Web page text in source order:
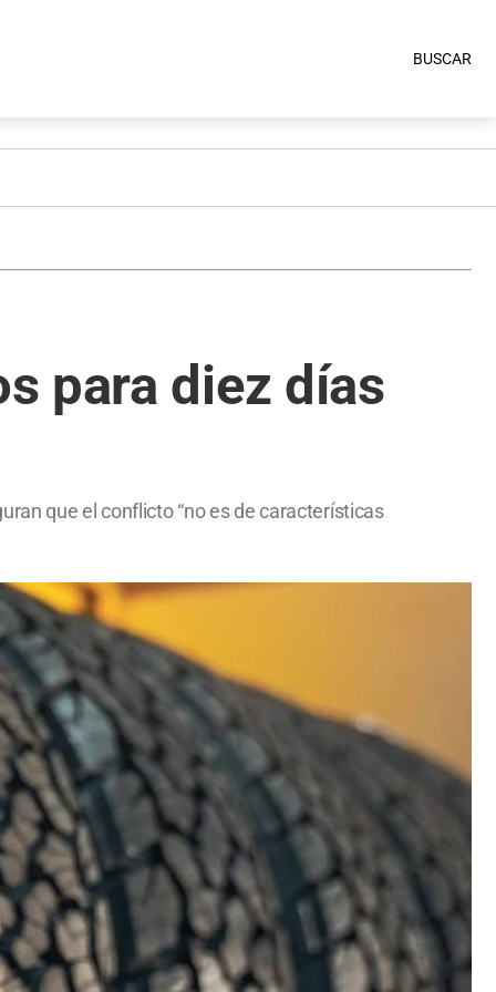
BUSCAR
para diez días
que el conflicto “no es de características